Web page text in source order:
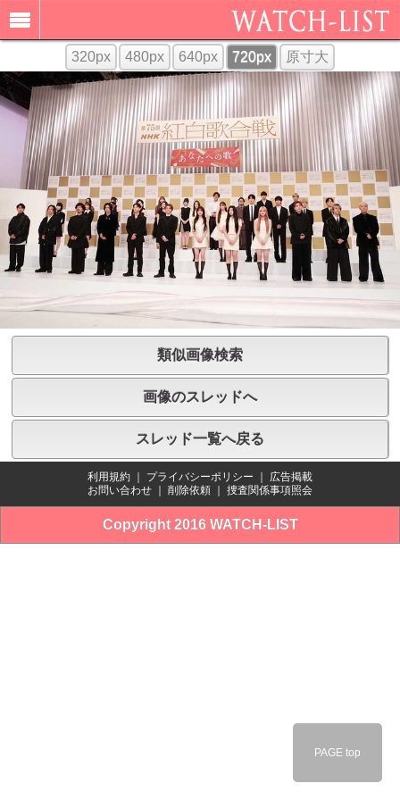
320px 480px 640px 720px 原寸大
類似画像検索
画像のスレッドへ
スレッド一覧へ戻る
利用規約 プライバシーポリシー
広告掲載
お問い合わせ
削除依頼 捜査関係事項照会
Copyright 2016 WATCH-LIST
PAGE top